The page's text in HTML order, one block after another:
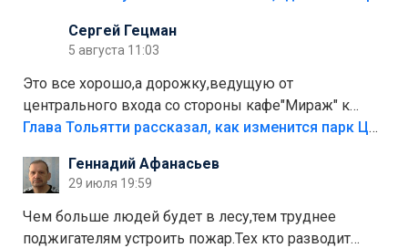
Сергей Гецман
5 августа 11:03
Это все хорошо,а дорожку,ведущую от
центрального входа со стороны кафе"Мираж" к
аттракционам слабо доделать?А то бордюры
лежала в парке и испортилась.Да еще,видимо,часть
украли.
Глава Тольятти рассказал, как изменится парк Центрального района
Геннадий Афанасьев
29 июля 19:59
Чем больше людей будет в лесу,тем труднее
поджигателям устроить пожар.Тех кто разводит